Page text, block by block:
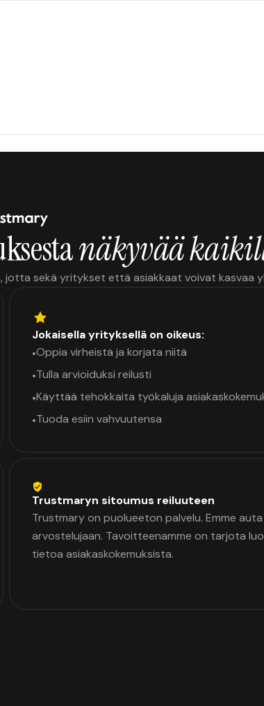
näkyvää
jotta sekä yritykset että asiakkaat voivat kasvaa
Jokaisella yrityksellä on oikeus:
•Oppia virheistä ja korjata niitä
•Tulla arvioiduksi reilusti
•Käyttää tehokkaita työkaluja
•Tuoda esiin vahvuutensa
Trustmaryn sitoumus reiluuteen
Trustmary on puolueeton palvelu. Emme
arvostelujaan. Tavoitteenamme on tarjota
tietoa asiakaskokemuksista.